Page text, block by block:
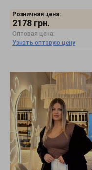
Розничная цена:
2178 грн.
Оптовая цена:
Узнать оптовую цену